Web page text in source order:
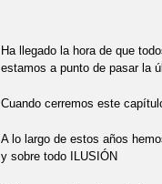
caminos
Ha llegado la hora de que
estamos a punto de pasar la
Cuando cerremos este
A lo largo de estos años
y sobre todo ILUSIÓN